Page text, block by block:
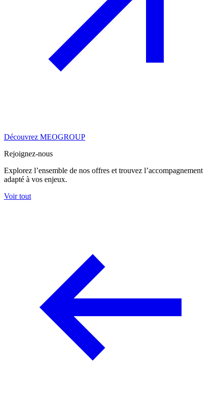
Découvrez MEOGROUP
Rejoignez-nous
Explorez l’ensemble de nos offres et trouvez l’accompagnement
adapté à vos enjeux.
Voir tout